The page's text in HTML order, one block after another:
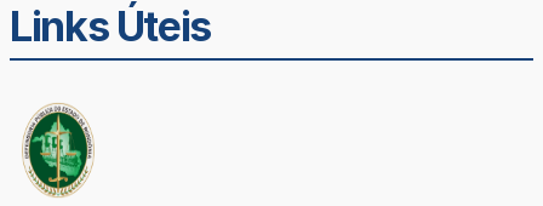
Links Úteis